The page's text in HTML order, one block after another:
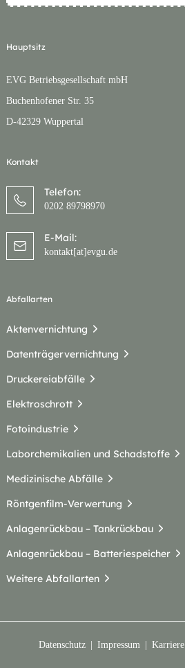
Hauptsitz
EVG Betriebsgesellschaft mbH
Buchenhofener Str. 35
D-42329 Wuppertal
Kontakt
Telefon:
0202 89798970
E-Mail:
kontakt[at]evgu.de
Abfallarten
Aktenvernichtung
Datenträgervernichtung
Druckereiabfälle
Elektroschrott
Fotoindustrie
Laborchemikalien und Schadstoffe
Medizinische Abfälle
Röntgenfilm-Verwertung
Anlagenrückbau – Tankrückbau
Anlagenrückbau – Batteriespeicher
Weitere Abfallarten
Datenschutz Impressum Karriere